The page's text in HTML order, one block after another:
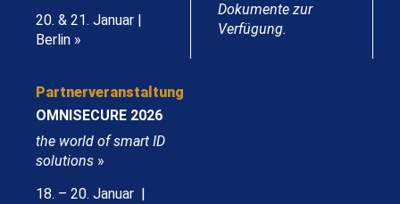
20. & 21. Januar |
Berlin »
Dokumente zur
Verfügung.
Partnerveranstaltung
OMNISECURE 2026
the world of smart ID
solutions »
18. – 20. Januar |